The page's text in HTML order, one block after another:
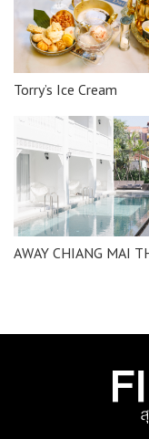
Torry’s Ice Cream